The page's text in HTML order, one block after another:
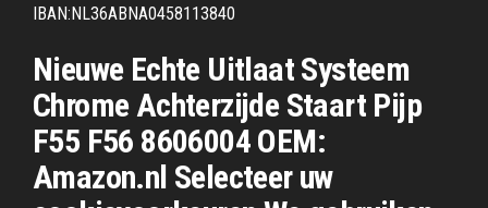
IBAN:NL36ABNA0458113840
Nieuwe Echte Uitlaat Systeem
Chrome Achterzijde Staart Pijp
F55 F56 8606004 OEM:
Amazon.nl Selecteer uw